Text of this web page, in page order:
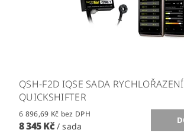
QSH-F2D IQSE SADA RYCHLOŘAZENÍ
QUICKSHIFTER
6 896,69 Kč bez DPH
8 345 Kč / sada